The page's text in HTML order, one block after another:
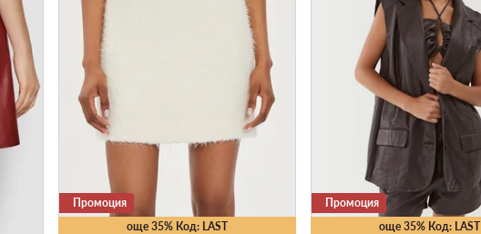
още 35% Код: LAST
Промоция
още 35% Код: LAST
Промоция